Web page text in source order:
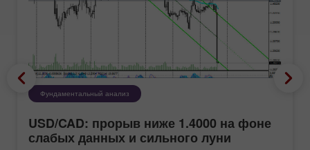
Фундаментальный анализ
USD/CAD: прорыв ниже 1.4000 на фоне
слабых данных и сильного луни